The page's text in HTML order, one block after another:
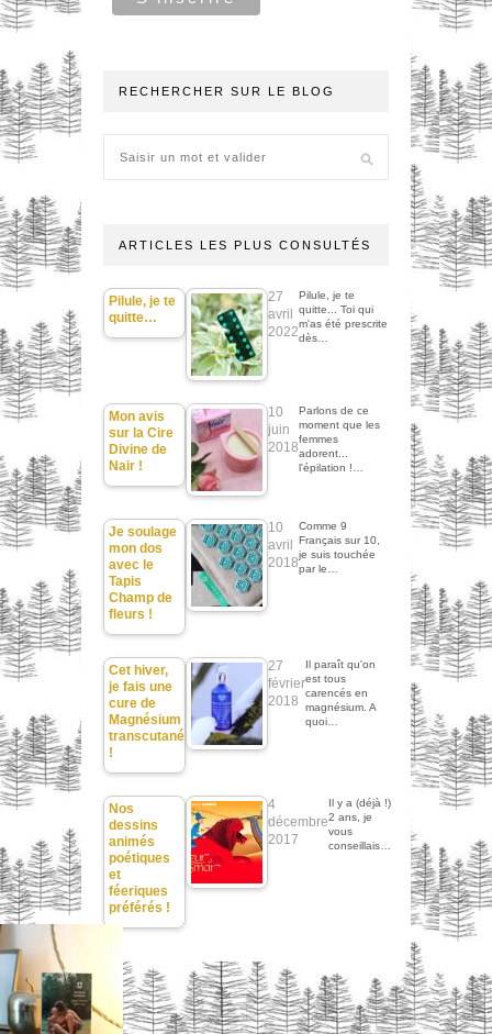
RECHERCHER SUR LE BLOG
ARTICLES LES PLUS CONSULTÉS
Pilule, je te
quitte…
27
avril
2022
Pilule, je te
quitte... Toi qui
m'as été prescrite
dès…
Mon avis
sur la Cire
Divine de
Nair !
10
juin
2018
Parlons de ce
moment que les
femmes
adorent...
l'épilation !…
Je soulage
mon dos
avec le
Tapis
Champ de
fleurs !
10
avril
2018
Comme 9
Français sur 10,
je suis touchée
par le…
Cet hiver,
je fais une
cure de
Magnésium
transcutané
!
27
février
2018
Il paraît qu'on
est tous
carencés en
magnésium. A
quoi…
Nos
dessins
animés
poétiques
et
féeriques
préférés !
4
décembre
2017
Il y a (déjà !)
2 ans, je
vous
conseillais…